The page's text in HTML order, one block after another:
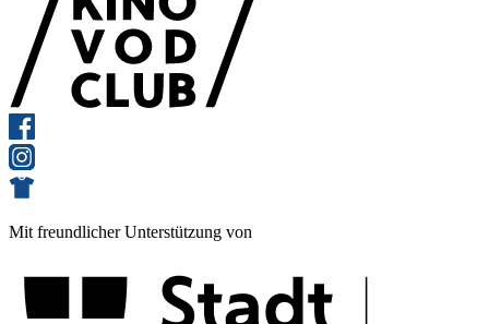
Mit freundlicher Unterstützung von